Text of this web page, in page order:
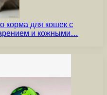
корма для кошек с
и кожными…